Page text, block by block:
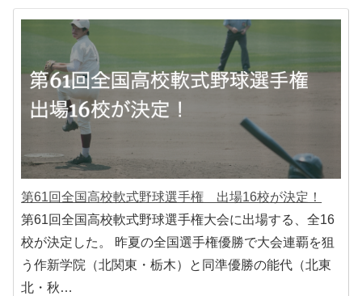
第61回全国高校軟式野球選手権 出場16校が決定！
第61回全国高校軟式野球選手権大会に出場する、全16
校が決定した。 昨夏の全国選手権優勝で大会連覇を狙
う作新学院（北関東・栃木）と同準優勝の能代（北東
北・秋…